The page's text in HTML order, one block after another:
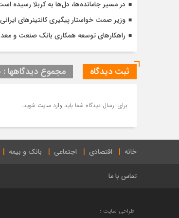
در مسیر جا‌مانده‌ها، دل‌ها به کربلا رسیده
وزیر صمت خواستار پیگیری کانتینرهای ایرانی در بندر کراچی شد /
راهکارهای توسعه همکاری بانک صنعت و
ثبت دیدگاه مجموع دیدگاهها : 0
برای ارسال دیدگاه شما باید وارد سایت شوید.
خانه اقتصادی اجتماعی بانک و بیمه
تماس با ما
طراحی سایت :